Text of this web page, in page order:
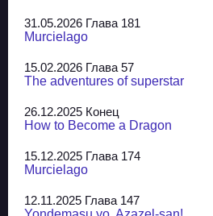
31.05.2026 Глава 181
Murcielago
15.02.2026 Глава 57
The adventures of superstar
26.12.2025 Конец
How to Become a Dragon
15.12.2025 Глава 174
Murcielago
12.11.2025 Глава 147